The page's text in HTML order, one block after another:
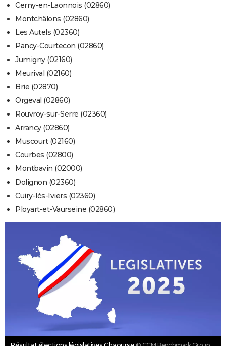
Cerny-en-Laonnois (02860)
Montchâlons (02860)
Les Autels (02360)
Pancy-Courtecon (02860)
Jumigny (02160)
Meurival (02160)
Brie (02870)
Orgeval (02860)
Rouvroy-sur-Serre (02360)
Arrancy (02860)
Muscourt (02160)
Courbes (02800)
Montbavin (02000)
Dolignon (02360)
Cuiry-lès-Iviers (02360)
Ployart-et-Vaurseine (02860)